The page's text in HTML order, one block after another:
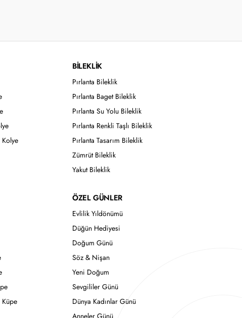
Kolye
Küpe
BİLEKLİK
Pırlanta Bileklik
Pırlanta Baget Bileklik
Pırlanta Su Yolu Bileklik
Pırlanta Renkli Taşlı Bileklik
Pırlanta Tasarım Bileklik
Zümrüt Bileklik
Yakut Bileklik
ÖZEL GÜNLER
Evlilik Yıldönümü
Düğün Hediyesi
Doğum Günü
Söz & Nişan
Yeni Doğum
Sevgililer Günü
Dünya Kadınlar Günü